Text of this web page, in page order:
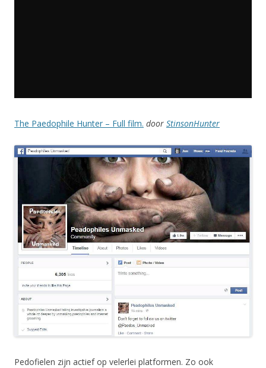
The Paedophile Hunter – Full film. door StinsonHunter
Pedofielen zijn actief op velerlei platformen. Zo ook